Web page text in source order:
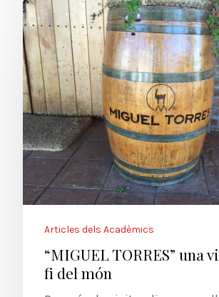
Articles dels Acadèmics
“MIGUEL TORRES” una
fi del món